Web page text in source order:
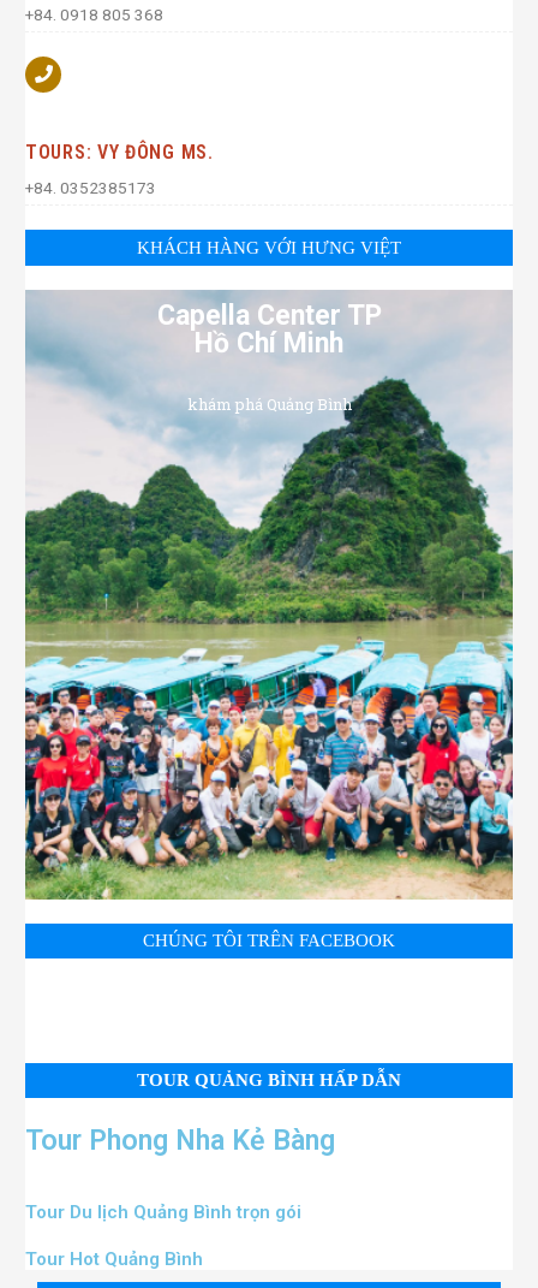
+84. 0918 805 368
TOURS: VY ĐÔNG MS.
+84. 0352385173
KHÁCH HÀNG VỚI HƯNG VIỆT
Capella Center TP
Hồ Chí Minh
khám phá Quảng Bình
CHÚNG TÔI TRÊN FACEBOOK
TOUR QUẢNG BÌNH HẤP DẪN
Tour Phong Nha Kẻ Bàng
Tour Du lịch Quảng Bình trọn gói
Tour Hot Quảng Bình